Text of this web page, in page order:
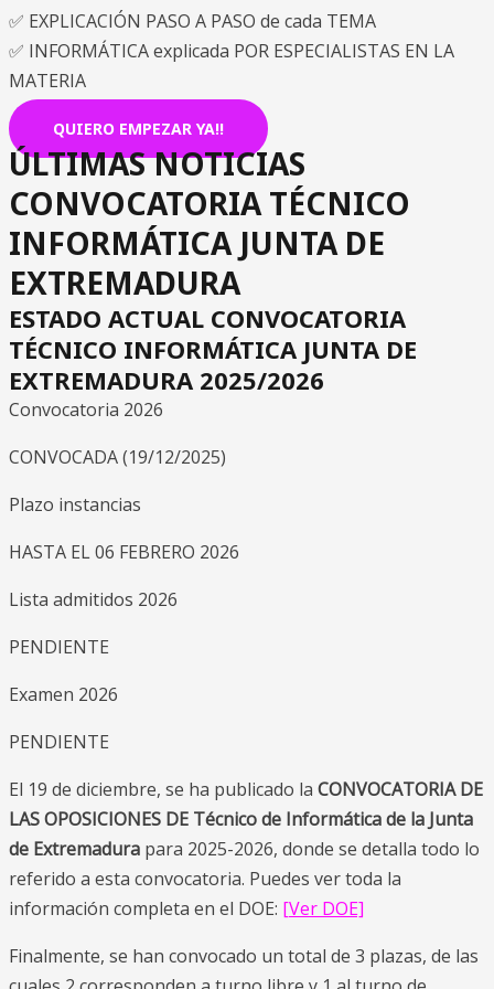
✅ EXPLICACIÓN PASO A PASO de cada TEMA
✅ INFORMÁTICA explicada POR ESPECIALISTAS EN LA
MATERIA
QUIERO EMPEZAR YA!!
ÚLTIMAS NOTICIAS
CONVOCATORIA TÉCNICO
INFORMÁTICA JUNTA DE
EXTREMADURA
ESTADO ACTUAL CONVOCATORIA
TÉCNICO INFORMÁTICA JUNTA DE
EXTREMADURA 2025/2026
Convocatoria 2026
CONVOCADA (19/12/2025)
Plazo instancias
HASTA EL 06 FEBRERO 2026
Lista admitidos 2026
PENDIENTE
Examen 2026
PENDIENTE
El 19 de diciembre, se ha publicado la CONVOCATORIA DE
LAS OPOSICIONES DE Técnico de Informática de la Junta
de Extremadura para 2025-2026, donde se detalla todo lo
referido a esta convocatoria. Puedes ver toda la
información completa en el DOE: [Ver DOE]
Finalmente, se han convocado un total de 3 plazas, de las